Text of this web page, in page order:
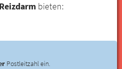
bieten:
Postleitzahl ein.